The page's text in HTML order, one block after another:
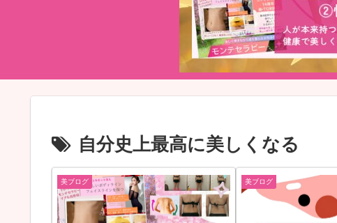
自分史上最高に美しくなる
美ブログ 美ブログ